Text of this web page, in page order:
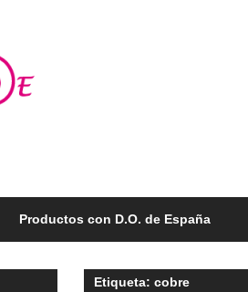
Productos con D.O. de España
Etiqueta:cobre